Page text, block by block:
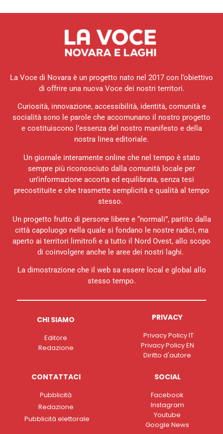
La Voce di Novara è un progetto nato nel 2017 con l’obiettivo
di offrire una nuova Voce dei nostri territori.
Curiosità, innovazione, accessibilità, identità, comunità e
socialità sono le parole che accomunano il nostro progetto
e costituiscono l’essenza del nostro manifesto e della
nostra linea editoriale.
Un giornale interamente online che nel tempo è stato
sempre più riconosciuto dalla comunità locale per
un’informazione accorta ed equilibrata, senza tesi
precostituite e che trasmette semplicità e qualità al tempo
stesso.
Un progetto frutto di persone libere e “normali”, partito dalla
città capoluogo nella quale si fondano le nostre radici, ma
aperto ai territori limitrofi e a tutto il Nord Ovest, allo scopo
di coinvolgere anche le aree dei nostri laghi.
La dimostrazione che il web sa essere local e global allo
stesso tempo.
CHI SIAMO
Editore
Redazione
PRIVACY
Privacy Policy IT
Privacy Policy EN
Diritto d'autore
CONTATTACI
Pubblicità
Redazione
Pubblicità elettorale
SOCIAL
Facebook
Instagram
Youtube
Google News